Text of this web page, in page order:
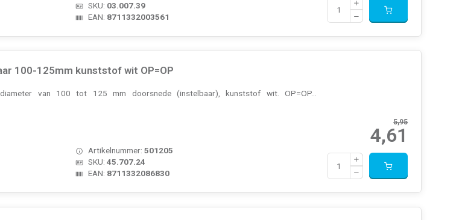
SKU: 03.007.39
EAN: 8711332003561
100-125mm kunststof wit OP=OP
van 100 tot 125 mm doorsnede (instelbaar), kunststof wit. OP=OP...
5,95
4,61
Artikelnummer:501205
SKU:45.707.24
EAN: 8711332086830